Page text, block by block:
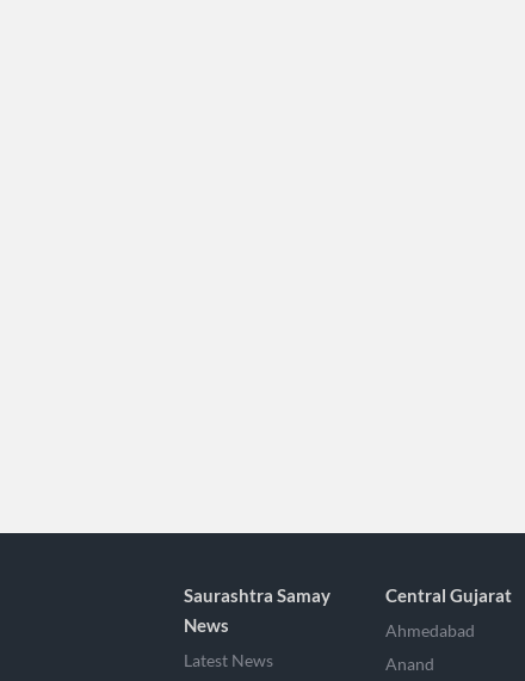
Saurashtra Samay
News
Latest News
Central Gujarat
Ahmedabad
Anand